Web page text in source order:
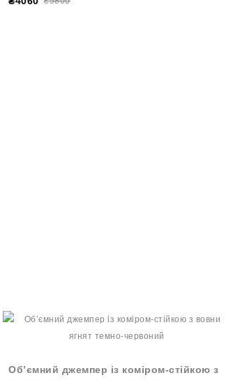
Об’ємний джемпер із коміром-стійкою з